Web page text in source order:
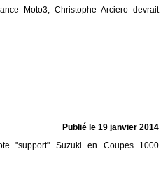
Moto3, Christophe Arciero devrait
Publié le 19 janvier 2014
"support" Suzuki en Coupes 1000